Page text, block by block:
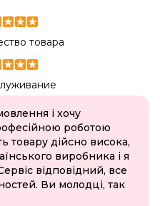
товара
і хочу
роботою
товару дійсно висока,
виробника і я
відповідний, все
Ви молодці, так